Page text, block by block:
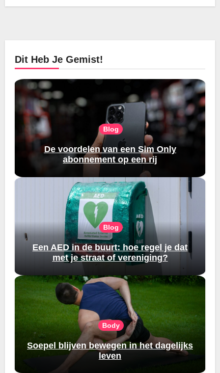
Dit Heb Je Gemist!
Blog
De voordelen van een Sim Only
abonnement op een rij
Blog
Een AED in de buurt: hoe regel je dat
met je straat of vereniging?
Body
Soepel blijven bewegen in het dagelijks
leven